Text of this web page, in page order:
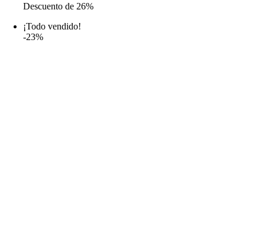
original
18,99€.
actual
13,99€.
Descuento de 26%
¡Todo vendido!
-23%